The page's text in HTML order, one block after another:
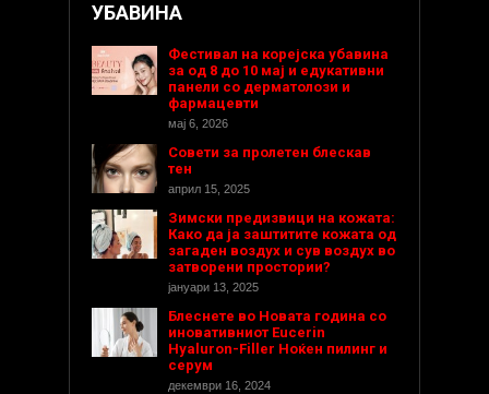
УБАВИНА
Фестивал на корејска убавина
за од 8 до 10 мај и едукативни
панели со дерматолози и
фармацевти
мај 6, 2026
Совети за пролетен блескав
тен
април 15, 2025
Зимски предизвици на кожата:
Како да ја заштитите кожата од
загаден воздух и сув воздух во
затворени простории?
јануари 13, 2025
Блеснете во Новата година со
иновативниот Eucerin
Hyaluron-Filler Ноќен пилинг и
серум
декември 16, 2024